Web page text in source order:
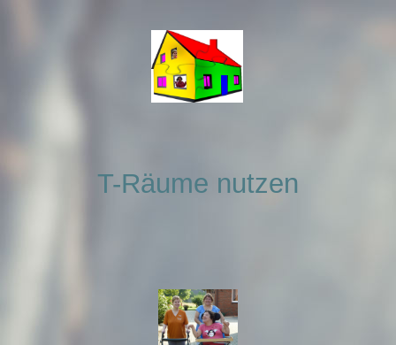
T-Räume nutzen